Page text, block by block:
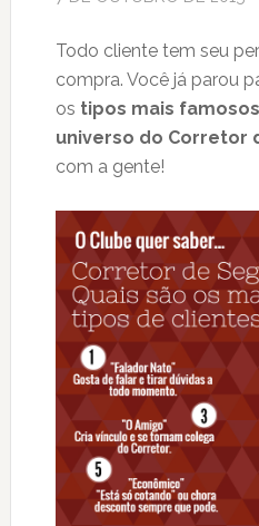
Todo cliente tem seu
compra. Você já parou
os tipos mais
universo do Corretor
com a gente!